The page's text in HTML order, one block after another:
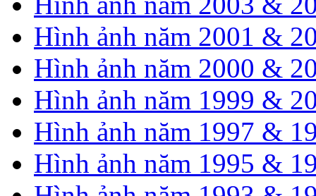
Hình ảnh năm 2001 &
Hình ảnh năm 2000 &
Hình ảnh năm 1999 &
Hình ảnh năm 1997 &
Hình ảnh năm 1995 &